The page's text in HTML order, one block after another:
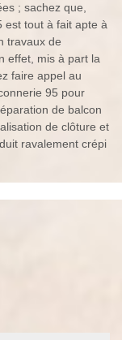
; sachez que,
est tout à fait apte à
travaux de
effet, mis à part la
faire appel au
95 pour
de balcon
de clôture et
ravalement crépi